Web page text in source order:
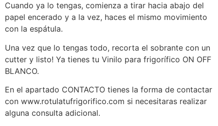
Cuando ya lo tengas, comienza a tirar hacia abajo del
papel encerado y a la vez, haces el mismo movimiento
con la espátula.
Una vez que lo tengas todo, recorta el sobrante con un
cutter y listo! Ya tienes tu Vinilo para frigorífico ON OFF
BLANCO.
En el apartado CONTACTO tienes la forma de contactar
con www.rotulatufrigorifico.com si necesitaras realizar
alguna consulta adicional.